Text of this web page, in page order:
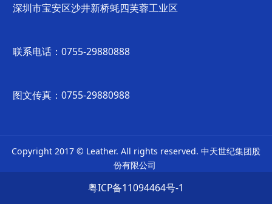
深圳市宝安区沙井新桥蚝四芙蓉工业区
联系电话：0755-29880888
图文传真：0755-29880988
Copyright 2017 © Leather. All rights reserved. 中天世纪集团股
份有限公司
粤ICP备11094464号-1